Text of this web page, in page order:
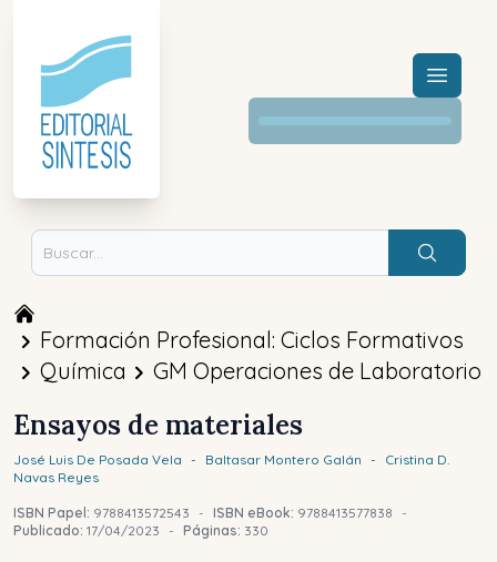
Menú
Buscar
Formación Profesional: Ciclos Formativos
Química
GM Operaciones de Laboratorio
Ensayos de materiales
José Luis De Posada Vela - Baltasar Montero Galán -
Cristina D.
Navas Reyes
ISBN Papel: 9788413572543 - ISBN eBook: 9788413577838
-
Publicado: 17/04/2023 - Páginas: 330